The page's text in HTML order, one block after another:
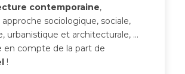
contemporaine,
sociologique, sociale,
urbanistique et architecturale, …
en compte de la part de
!